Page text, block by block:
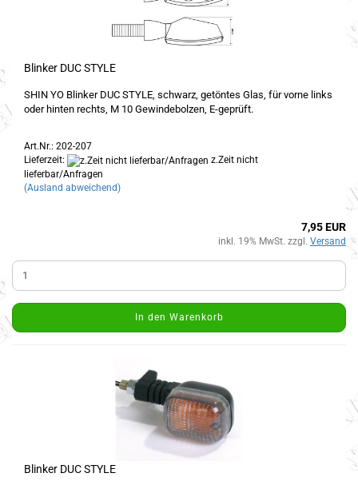
Blinker DUC STYLE
SHIN YO Blinker DUC STYLE, schwarz, getöntes Glas, für vorne links
oder hinten rechts, M 10 Gewindebolzen, E-geprüft.
Art.Nr.: 202-207
Lieferzeit:
z.Zeit nicht
lieferbar/Anfragen
(Ausland abweichend)
7,95 EUR
inkl. 19% MwSt. zzgl. Versand
In den Warenkorb
Blinker DUC STYLE